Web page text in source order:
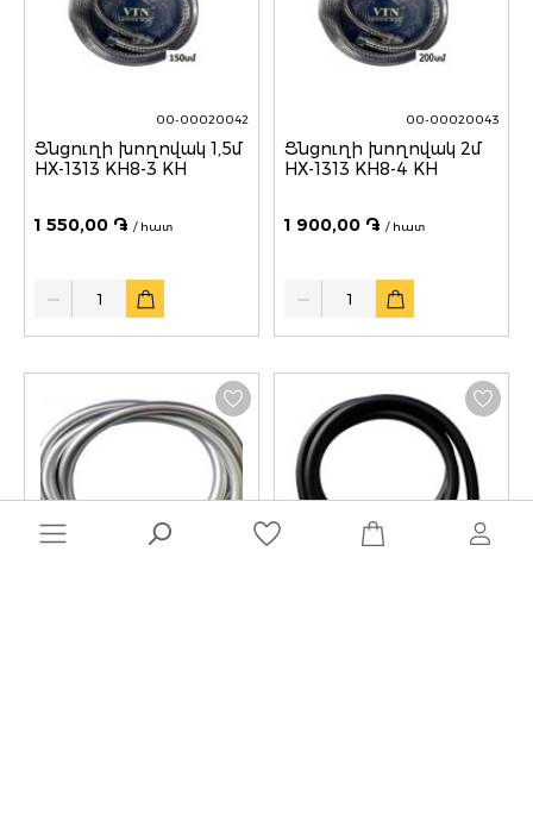
00-00020042
Ցնցուղի խողովակ 1,5մ
HX-1313 KH8-3 KH
1 550,00 ֏ / հատ
Quantity
00-00020043
Ցնցուղի խողովակ 2մ
HX-1313 KH8-4 KH
1 900,00 ֏ / հատ
Quantity